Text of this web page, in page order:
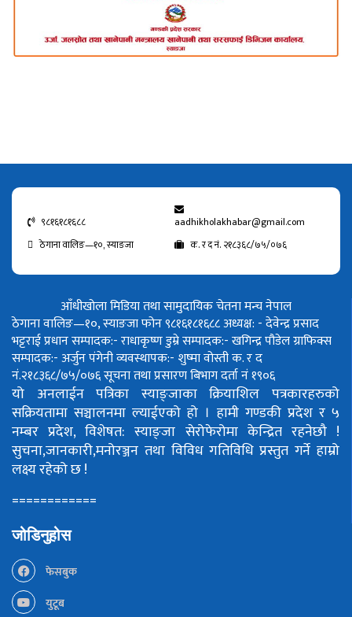
९८१६१८१६८८
aadhikholakhabar@gmail.com
ठेगाना वालिङ—१०, स्याङजा
क. र द नं. २१८३६८/७५/०७६
आँधीखोला मिडिया तथा सामुदायिक चेतना मन्च नेपाल
ठेगाना वालिङ—१०, स्याङजा फोन ९८१६१८१६८८अध्यक्ष: - देवेन्द्र प्रसाद
भट्टराईप्रधान सम्पादक:- राधाकृष्ण डुम्रेसम्पादक:- खगिन्द्र पौडेलग्राफिक्स
सम्पादक:- अर्जुन पंगेनीव्यवस्थापक:- शुष्मा वोस्तीक. र द
नं.२१८३६८/७५/०७६सूचना तथा प्रसारण बिभाग दर्ता नं १९०६
यो अनलाईन पत्रिका स्याङ्जाका क्रियाशिल पत्रकारहरुको
सक्रियतामा सञ्चालनमा ल्याईएको हो । हामी गण्डकी प्रदेश र ५
नम्बर प्रदेश, विशेषत: स्याङ्जा सेरोफेरोमा केन्द्रित रहनेछौ !
सुचना,जानकारी,मनोरञ्जन तथा विविध गतिविधि प्रस्तुत गर्ने हाम्रो
लक्ष्य रहेको छ !
============
जोडिनुहोस
फेसबुक
युटूब